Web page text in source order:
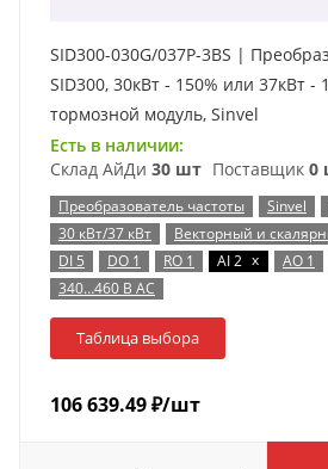
SID300-030G/037P-3BS |
SID300, 30кВт - 150% или 37кВт -
тормозной модуль, Sinvel
Есть в наличии:
Склад АйДи 30 шт Поставщик 0
Преобразователь частоты Sinvel
30 кВт/37 кВт
Векторный и
DI 5
DO 1 RO 1 AI 2 x AO 1
340…460 В AC
Таблица выбора
106 639.49₽/шт